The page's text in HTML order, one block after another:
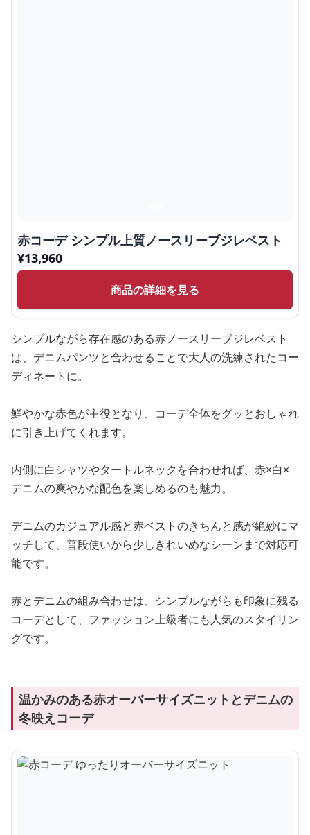
赤コーデ シンプル上質ノースリーブジレベスト
¥13,960
商品の詳細を見る
シンプルながら存在感のある赤ノースリーブジレベスト
は、デニムパンツと合わせることで大人の洗練されたコー
ディネートに。
鮮やかな赤色が主役となり、コーデ全体をグッとおしゃれ
に引き上げてくれます。
内側に白シャツやタートルネックを合わせれば、赤×白×
デニムの爽やかな配色を楽しめるのも魅力。
デニムのカジュアル感と赤ベストのきちんと感が絶妙にマ
ッチして、普段使いから少しきれいめなシーンまで対応可
能です。
赤とデニムの組み合わせは、シンプルながらも印象に残る
コーデとして、ファッション上級者にも人気のスタイリン
グです。
温かみのある赤オーバーサイズニットとデニムの
冬映えコーデ